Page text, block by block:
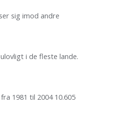
sig imod andre
i de fleste lande.
1981 til 2004 10.605